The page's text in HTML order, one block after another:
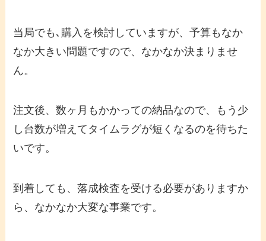
当局でも､購入を検討していますが、予算もなか
なか大きい問題ですので、なかなか決まりませ
ん。
注文後、数ヶ月もかかっての納品なので、もう少
し台数が増えてタイムラグが短くなるのを待ちた
いです。
到着しても、落成検査を受ける必要がありますか
ら、なかなか大変な事業です。